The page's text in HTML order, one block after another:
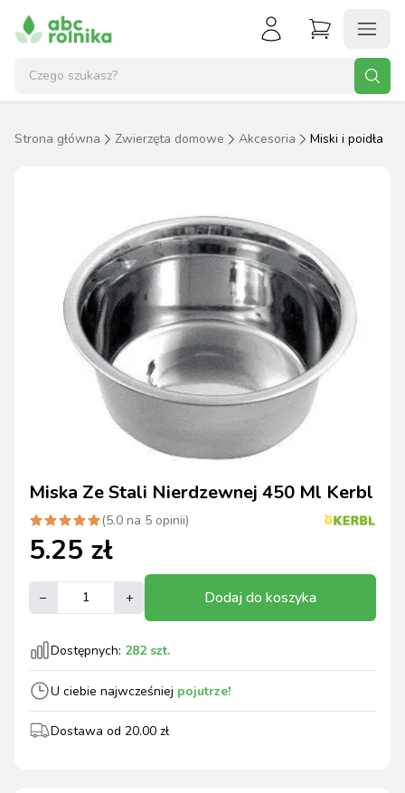
Strona główna Zwierzęta domowe Akcesoria Miski i poidła
Miska Ze Stali Nierdzewnej 450 Ml Kerbl
(5.0 na 5 opinii)
5.25 zł
– + Dodaj do koszyka
Dostępnych: 282szt.
U ciebie najwcześniej pojutrze!
Dostawa od 20.00 zł